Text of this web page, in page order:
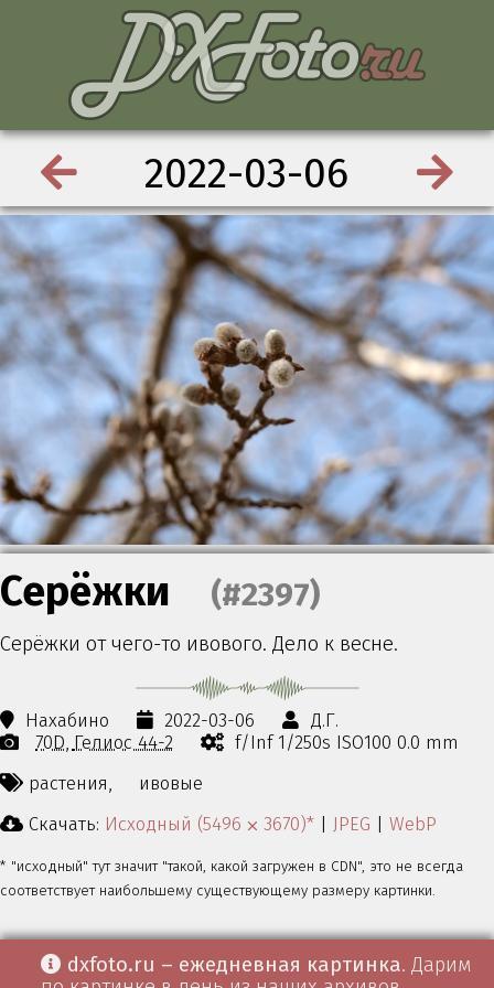
2022-03-06
Серёжки (#2397)
Серёжки от чего-то ивового. Дело к весне.
Нахабино 2022-03-06
Д.Г.
70D Гелиос 44-2
f/Inf 1/250s ISO100 0.0 mm
растения,
ивовые
Скачать: Исходный (5496 ⨉ 3670)* | JPEG | WebP
* "исходный" тут значит "такой, какой загружен в CDN", это не всегда
соответствует наибольшему существующему размеру картинки.
dxfoto.ru – ежедневная картинка. Дарим